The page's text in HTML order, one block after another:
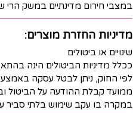
במצבי חירום מדינתיים במשק הרי
מדיניות החזרת מוצרים:
שינויים או ביטולים
ככלל מדיניות הביטולים הינה
ממועד קבלת ההודעה על הביטול ובהתאם למחיר
במקרה בו עקב שימוש בלתי סביר